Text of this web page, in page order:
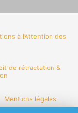
à l’Attention des
de rétractation &
Mentions légales